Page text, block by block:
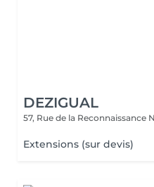
DEZIGUAL
57, Rue de la Reconnaissance
Extensions (sur devis)